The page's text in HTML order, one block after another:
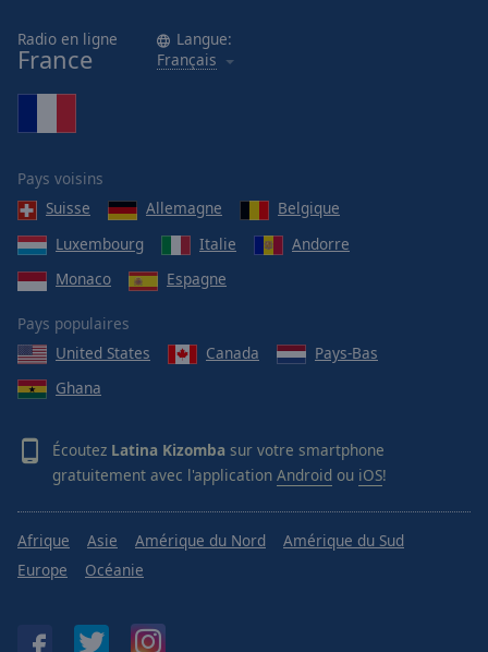
Radio en ligne
France
Langue:
Français
Pays voisins
Suisse
Allemagne
Belgique
Luxembourg
Italie
Andorre
Monaco
Espagne
Pays populaires
United States
Canada
Pays-Bas
Ghana
Écoutez Latina Kizomba sur votre smartphone
gratuitement avec l'application Android ou iOS!
Afrique Asie Amérique du Nord
Amérique du Sud
Europe
Océanie